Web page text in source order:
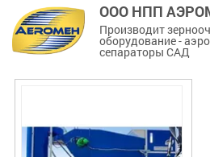
ООО НПП
Производит
оборудование -
сепараторы САД